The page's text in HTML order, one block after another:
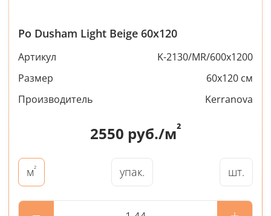
Po Dusham Light Beige 60x120
Артикул
K-2130/MR/600x1200
Размер
60x120 см
Производитель
Kerranova
2550 руб./м²
м² упак. шт.